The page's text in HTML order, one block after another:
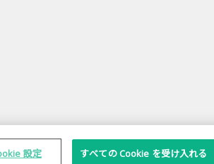
設定 すべての Cookie を受け入れる